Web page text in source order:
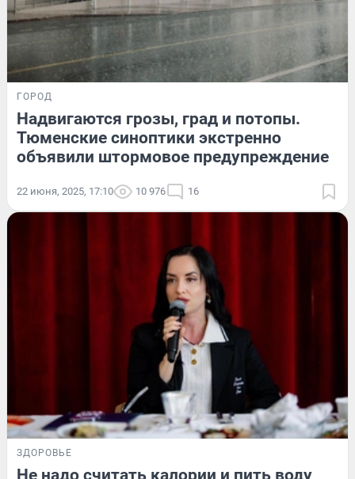
ГОРОД
Надвигаются грозы, град и потопы.
Тюменские синоптики экстренно
объявили штормовое предупреждение
22 июня, 2025, 17:10 10 976 16
ЗДОРОВЬЕ